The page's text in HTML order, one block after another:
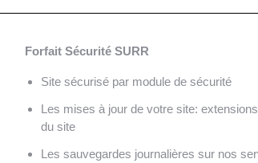
Forfait Sécurité SURR
Site sécurisé par module de sécurité
Les mises à jour de votre site:
du site
Les sauvegardes journalières sur nos